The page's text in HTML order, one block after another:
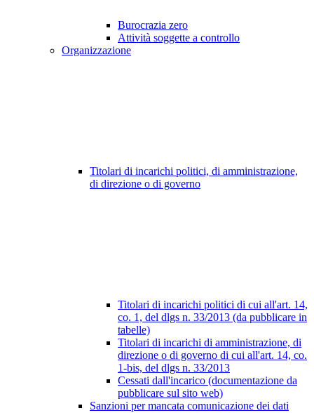
Burocrazia zero
Attività soggette a controllo
Organizzazione
Titolari di incarichi politici, di amministrazione,
di direzione o di governo
Titolari di incarichi politici di cui all'art. 14,
co. 1, del dlgs n. 33/2013 (da pubblicare in
tabelle)
Titolari di incarichi di amministrazione, di
direzione o di governo di cui all'art. 14, co.
1-bis, del dlgs n. 33/2013
Cessati dall'incarico (documentazione da
pubblicare sul sito web)
Sanzioni per mancata comunicazione dei dati